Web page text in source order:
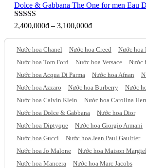
Dolce & Gabbana The One for men Eau
Được xếp
2,400,000₫ – 3,100,000₫
Nước hoa Chanel Nước hoa Creed
Nước hoa
Nước hoa Tom Ford
Nước hoa Versace
Nước
Nước hoa Acqua Di Parma
Nước hoa Afnan
Nước hoa Azzaro
Nước hoa Burberry
Nước
Nước hoa Calvin Klein
Nước hoa Carolina
Nước hoa Dolce & Gabbana
Nước hoa Dior
Nước hoa Diptyque
Nước hoa Giorgio Armani
Nước hoa Gucci
Nước hoa Jean Paul Gaultier
Nước hoa Jo Malone
Nước hoa Maison
Nước hoa Mancera
Nước hoa Marc Jacobs